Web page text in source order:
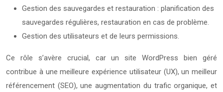
Gestion des sauvegardes et restauration : planification des
sauvegardes régulières, restauration en cas de problème.
Gestion des utilisateurs et de leurs permissions.
Ce rôle s’avère crucial, car un site WordPress bien géré
contribue à une meilleure expérience utilisateur (UX), un meilleur
référencement (SEO), une augmentation du trafic organique, et